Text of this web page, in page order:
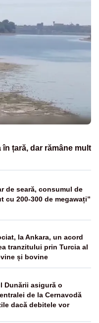
țară, dar rămâne mult
de seară, consumul de
cu 200-300 de megawați”
la Ankara, un acord
tranzitului prin Turcia al
și bovine
Dunării asigură o
de la Cernavodă
dacă debitele vor